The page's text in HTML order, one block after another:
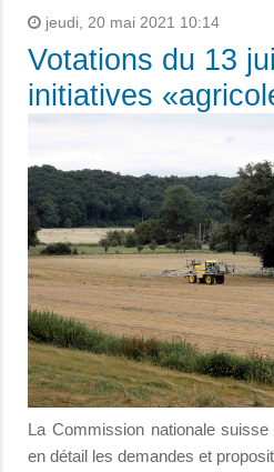
jeudi, 20 mai 2021 10:14
Votations du 13
initiatives
La Commission nationale
en détail les demandes et